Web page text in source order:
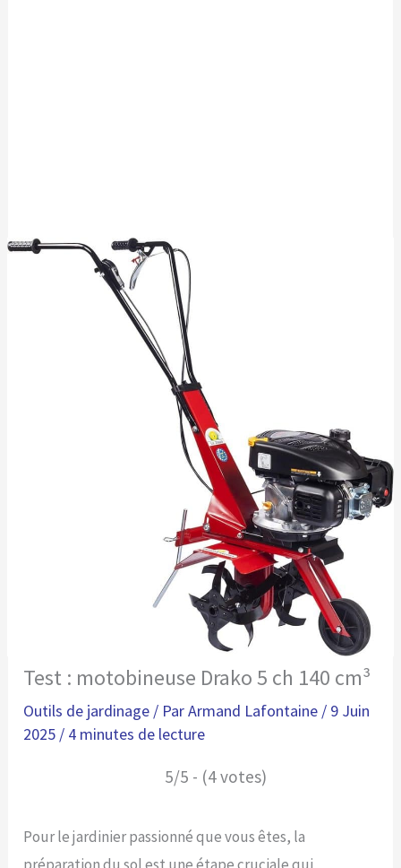
Test : motobineuse Drako 5 ch 140 cm³
Outils de jardinage / ParArmand Lafontaine / 9 Juin
2025 / 4 minutes de lecture
5/5 - (4 votes)
Pour le jardinier passionné que vous êtes, la